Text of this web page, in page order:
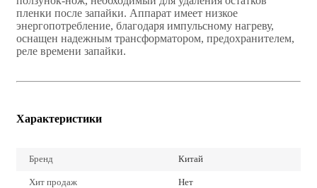
пленки после запайки. Аппарат имеет низкое
энергопотребление, благодаря импульсному нагреву,
оснащен надежным трансформатором, предохранителем,
реле времени запайки.
Характеристики
Бренд Китай
Хит продаж Нет